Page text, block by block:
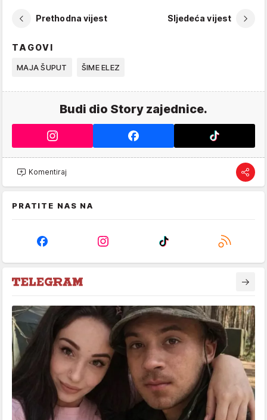
Prethodna vijest Sljedeća vijest
TAGOVI
MAJA ŠUPUT ŠIME ELEZ
Budi dio Story zajednice.
Komentiraj
PRATITE NAS NA